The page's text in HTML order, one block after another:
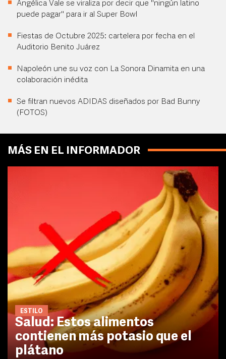
Angélica Vale se viraliza por decir que "ningún latino
puede pagar" para ir al Super Bowl
Fiestas de Octubre 2025: cartelera por fecha en el
Auditorio Benito Juárez
Napoleón une su voz con La Sonora Dinamita en una
colaboración inédita
Se filtran nuevos ADIDAS diseñados por Bad Bunny
(FOTOS)
MÁS EN EL INFORMADOR
ESTILO
Salud: Estos alimentos
contienen más potasio que el
plátano